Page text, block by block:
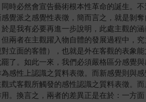
時必然會宣告藝術根本性革命的誕生。
覺派之感覺性表徵，簡而言之，就是剝
是我有必要再進一步說明，此處主觀的
兩者在主觀躍入物自體的發展過程中，
立面的客體），也就是外在客觀的表象
了。如此一來，我們必須嚴格區分感覺
感性上認識之質料表徵。而新感覺則與
式客觀所觸發的感性認識之質料表徵。
。換言之，兩者的差異正是在於：一方